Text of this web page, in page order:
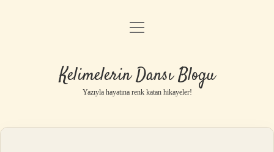
Anasayfa
Yasal Uyarı
menüyü
Kelimelerin Dansı Blogu
Yazıyla hayatına renk katan hikayeler!